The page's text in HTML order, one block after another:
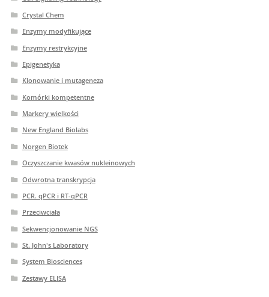
Crystal Chem
Enzymy modyfikujące
Enzymy restrykcyjne
Epigenetyka
Klonowanie i mutageneza
Komórki kompetentne
Markery wielkości
New England Biolabs
Norgen Biotek
Oczyszczanie kwasów nukleinowych
Odwrotna transkrypcja
PCR. qPCR i RT-qPCR
Przeciwciała
Sekwencjonowanie NGS
St. John's Laboratory
System Biosciences
Zestawy ELISA